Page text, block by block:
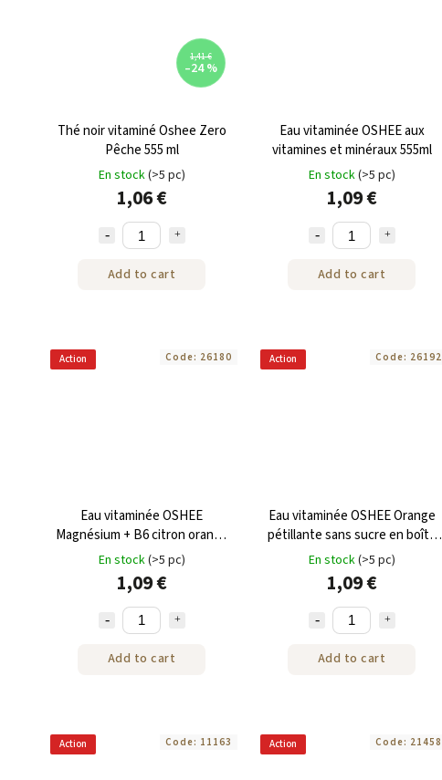
1,41 €
–24 %
Thé noir vitaminé Oshee Zero
Pêche 555 ml
En stock(>5 pc)
1,06 €
Add to cart
Eau vitaminée OSHEE aux
vitamines et minéraux 555ml
En stock(>5 pc)
1,09 €
Add to cart
Action
Eau vitaminée OSHEE
Magnésium + B6 citron orange
pétillante en boîte de 330 ml
En stock(>5 pc)
1,09 €
Add to cart
Code: 26180 Action
Eau vitaminée OSHEE Orange
pétillante sans sucre en boîte
de 330 ml
En stock(>5 pc)
1,09 €
Add to cart
Code: 26192
Action Code: 11163 Action Code: 21458